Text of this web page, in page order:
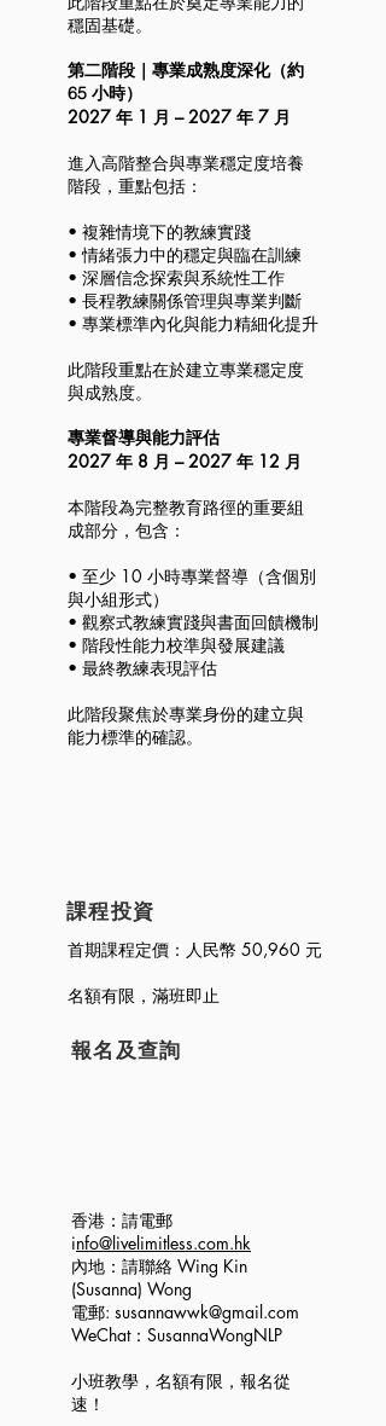
穩固基礎。
第二階段｜專業成熟度深化（約
65 小時）
2027 年 1 月 – 2027 年 7 月
進入高階整合與專業穩定度培養
階段，重點包括：
• 複雜情境下的教練實踐
• 情緒張力中的穩定與臨在訓練
• 深層信念探索與系統性工作
• 長程教練關係管理與專業判斷
• 專業標準內化與能力精細化提升
此階段重點在於建立專業穩定度
與成熟度。
專業督導與能力評估
2027 年 8 月 – 2027 年 12 月
本階段為完整教育路徑的重要組
成部分，包含：
• 至少 10 小時專業督導（含個別
與小組形式）
• 觀察式教練實踐與書面回饋機制
• 階段性能力校準與發展建議
• 最終教練表現評估
此階段聚焦於專業身份的建立與
能力標準的確認。
課程投資
首期課程定價：人民幣 50,960 元
名額有限，滿班即止
報名及查詢
香港：請電郵
info@livelimitless.com.hk
​內地：請聯絡 Wing Kin
(Susanna) Wong
電郵: susannawwk@gmail.com
WeChat：SusannaWongNLP
小班教學，名額有限，報名從
速！